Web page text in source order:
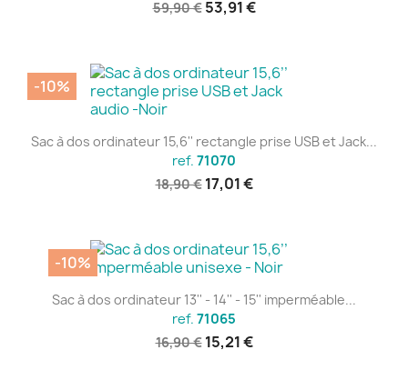
59,90 € 53,91 €
Sac à dos ordinateur 15,6'' rectangle prise USB et Jack...
ref. 71070
18,90 € 17,01 €
-10%
Sac à dos ordinateur 13'' - 14'' - 15'' imperméable...
ref. 71065
16,90 € 15,21 €
-10%